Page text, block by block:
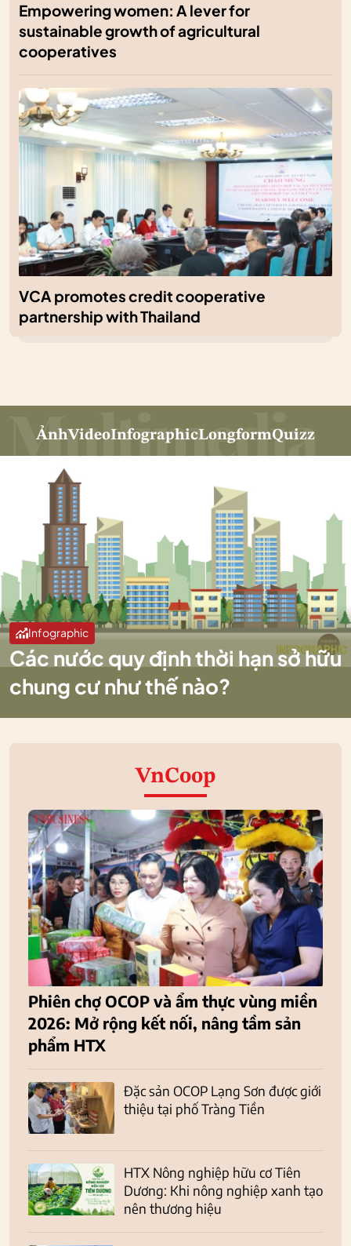
Empowering women: A lever for
sustainable growth of agricultural
cooperatives
VCA promotes credit cooperative
partnership with Thailand
ẢnhVideoInfographicLongformQuizz
Infographic
Các nước quy định thời hạn sở hữu
chung cư như thế nào?
VnCoop
Phiên chợ OCOP và ẩm thực vùng miền
2026: Mở rộng kết nối, nâng tầm sản
phẩm HTX
Đặc sản OCOP Lạng Sơn được giới
thiệu tại phố Tràng Tiền
HTX Nông nghiệp hữu cơ Tiên
Dương: Khi nông nghiệp xanh tạo
nên thương hiệu